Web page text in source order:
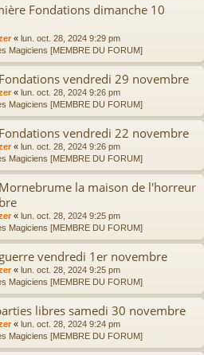
Fondations dimanche 10
« lun. oct. 28, 2024 9:29 pm
Magiciens [MEMBRE DU FORUM]
vendredi 29 novembre
« lun. oct. 28, 2024 9:26 pm
Magiciens [MEMBRE DU FORUM]
vendredi 22 novembre
« lun. oct. 28, 2024 9:26 pm
Magiciens [MEMBRE DU FORUM]
la maison de l'horreur
« lun. oct. 28, 2024 9:25 pm
Magiciens [MEMBRE DU FORUM]
vendredi 1er novembre
« lun. oct. 28, 2024 9:25 pm
Magiciens [MEMBRE DU FORUM]
libres samedi 30 novembre
« lun. oct. 28, 2024 9:24 pm
Magiciens [MEMBRE DU FORUM]